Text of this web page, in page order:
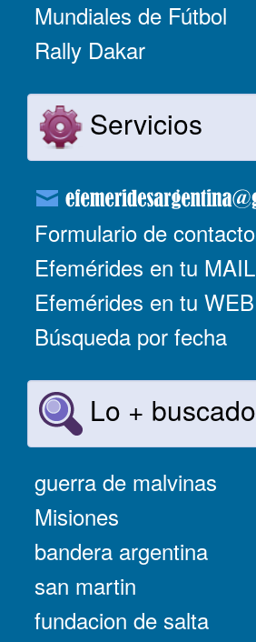
Mundiales de Fútbol
Rally Dakar
Servicios
Formulario de contacto
Efemérides en tu MAIL
Efemérides en tu WEB
Búsqueda por fecha
Lo + buscado
guerra de malvinas
Misiones
bandera argentina
san martin
fundacion de salta